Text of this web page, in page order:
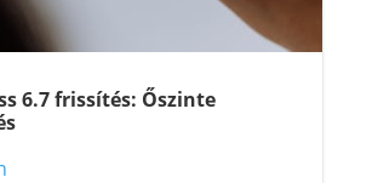
6.7 frissítés: Őszinte